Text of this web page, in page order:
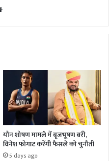
te
यौन शोषण मामले में बृजभूषण बरी,
विनेश फोगाट करेंगी फैसले को चुनौती
5 days ago